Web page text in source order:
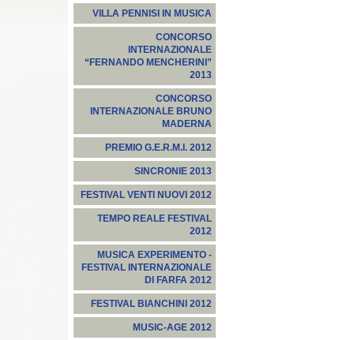
VILLA PENNISI IN MUSICA
CONCORSO
INTERNAZIONALE
“FERNANDO MENCHERINI”
2013
CONCORSO
INTERNAZIONALE BRUNO
MADERNA
PREMIO G.E.R.M.I. 2012
SINCRONIE 2013
FESTIVAL VENTI NUOVI 2012
TEMPO REALE FESTIVAL
2012
MUSICA EXPERIMENTO -
FESTIVAL INTERNAZIONALE
DI FARFA 2012
FESTIVAL BIANCHINI 2012
MUSIC-AGE 2012